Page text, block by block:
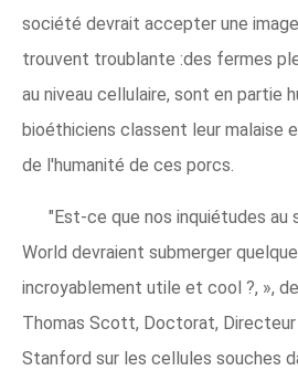
société devrait accepter une
trouvent troublante :des fermes
au niveau cellulaire, sont en partie
bioéthiciens classent leur malaise
de l'humanité de ces porcs.
"Est-ce que nos inquiétudes au
World devraient submerger
incroyablement utile et cool ?, »,
Thomas Scott, Doctorat, Directeur
Stanford sur les cellules souches